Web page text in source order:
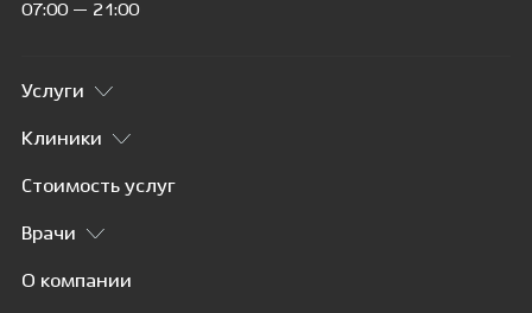
07:00 — 21:00
Услуги
Клиники
Стоимость услуг
Врачи
О компании